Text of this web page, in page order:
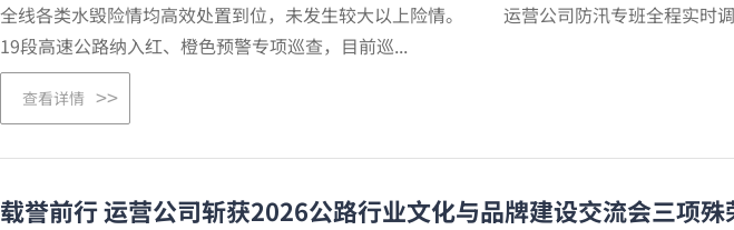
全线各类水毁险情均高效处置到位，未发生较大以上险情。 运营公司防汛专班全程实时
19段高速公路纳入红、橙色预警专项巡查，目前巡...
查看详情
载誉前行 运营公司斩获2026公路行业文化与品牌建设交流会三项殊